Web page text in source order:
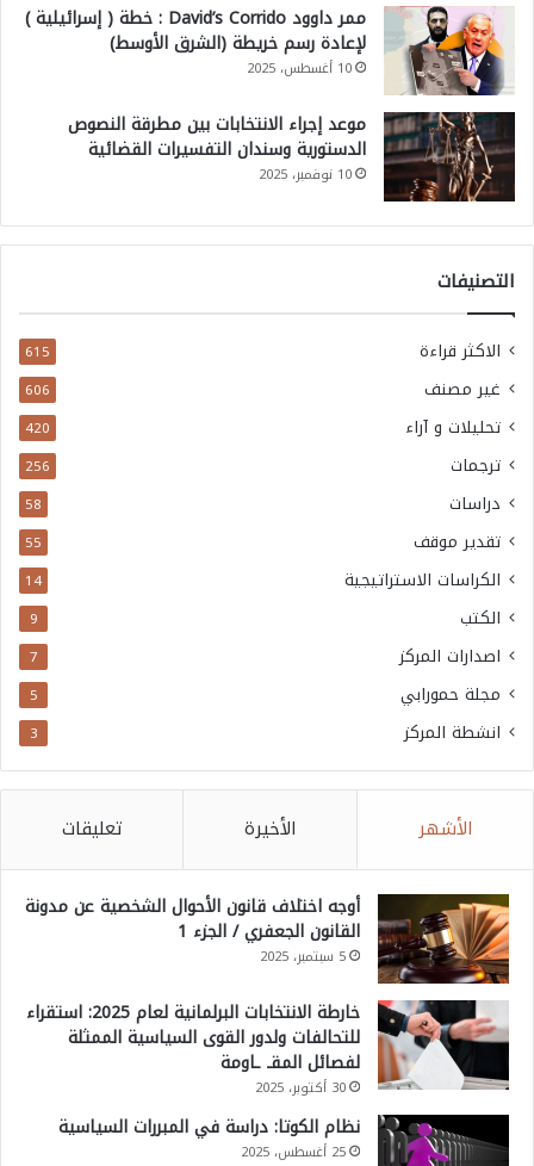
ممر داوود David’s Corrido : خطة ( إسرائيلية )
لإعادة رسم خريطة (الشرق الأوسط)
10 أغسطس، 2025
موعد إجراء الانتخابات بين مطرقة النصوص
الدستورية وسندان التفسيرات القضائية
10 نوفمبر، 2025
التصنيفات
الاكثر قراءة 615
غير مصنف 606
تحليلات و آراء 420
ترجمات 256
دراسات 58
تقدير موقف 55
الكراسات الاستراتيجية 14
الكتب 9
اصدارات المركز 7
مجلة حمورابي 5
انشطة المركز 3
الأشهر الأخيرة تعليقات
أوجه اختلاف قانون الأحوال الشخصية عن مدونة
القانون الجعفري / الجزء 1
5 سبتمبر، 2025
خارطة الانتخابات البرلمانية لعام 2025: استقراء
للتحالفات ولدور القوى السياسية الممثلة
لفصائل المقـ ـاومة
30 أكتوبر، 2025
نظام الكوتا: دراسة في المبررات السياسية
25 أغسطس، 2025